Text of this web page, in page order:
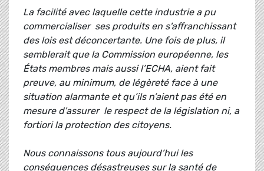
La facilité avec laquelle cette industrie a pu
commercialiser ses produits en s'affranchissant
des lois est déconcertante. Une fois de plus, il
semblerait que la Commission européenne, les
États membres mais aussi l’ECHA, aient fait
preuve, au minimum, de légèreté face à une
situation alarmante et qu’ils n’aient pas été en
mesure d'assurer le respect de la législation ni, a
fortiori la protection des citoyens.
Nous connaissons tous aujourd’hui les
conséquences désastreuses sur la santé de